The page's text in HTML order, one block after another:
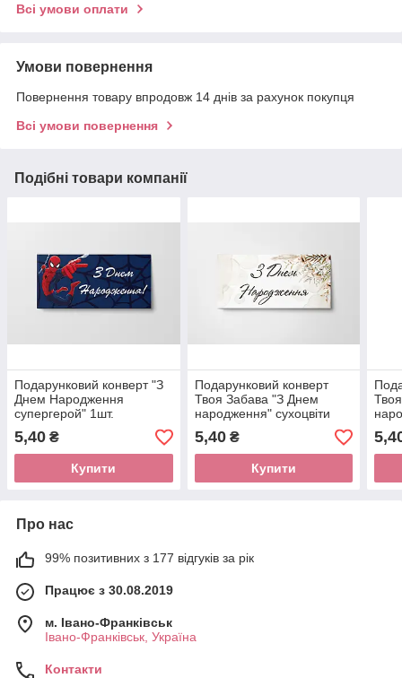
Всі умови оплати
Умови повернення
Повернення товару впродовж 14 днів за рахунок покупця
Всі умови повернення
Подібні товари компанії
Подарунковий конверт "З
Днем Народження
супергерой" 1шт.
5,40 ₴
Купити
Подарунковий конверт
Твоя Забава "З Днем
народження" сухоцвіти
1шт.
5,40₴
Купити
Про нас
99% позитивних з 177 відгуків за рік
Працює з 30.08.2019
м. Івано-Франківськ
Івано-Франківськ, Україна
Контакти